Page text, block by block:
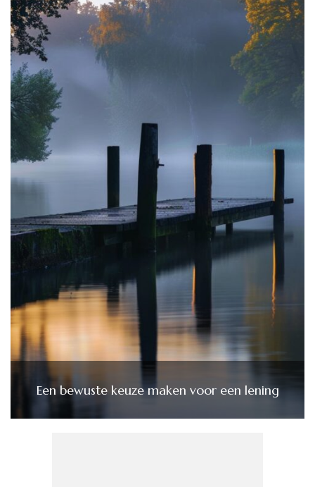
Een bewuste keuze maken voor een lening